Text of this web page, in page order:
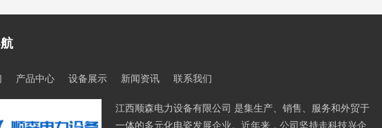
产品中心 设备展示 新闻资讯 联系我们
江西顺森电力设备有限公司 是集生产、销售、服务和外贸于
一体的多元化电瓷发展企业。近年来，公司坚持走科技兴企